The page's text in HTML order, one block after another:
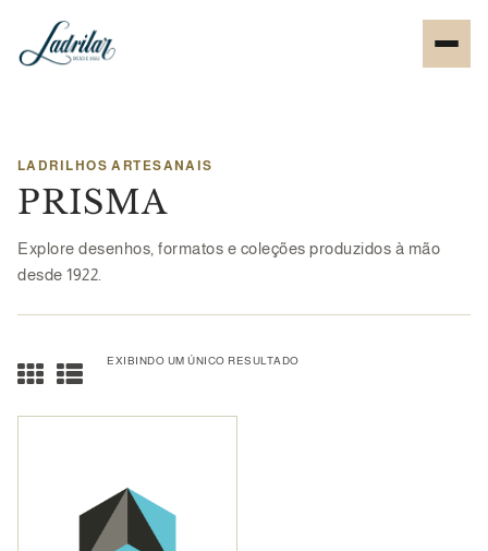
LADRILHOS ARTESANAIS
PRISMA
Explore desenhos, formatos e coleções produzidos à mão
desde 1922.
EXIBINDO UM ÚNICO RESULTADO